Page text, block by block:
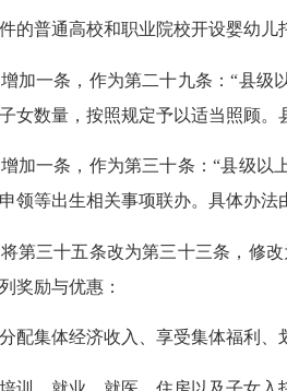
普通高校和职业院校开设婴幼儿
一条，作为第二十九条：“县级以
女数量，按照规定予以适当照顾
一条，作为第三十条：“县级以上
领等出生相关事项联办。具体办法
三十五条改为第三十三条，修改
奖励与优惠：
集体经济收入、享受集体福利、